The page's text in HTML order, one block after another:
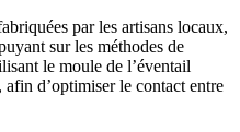
par les artisans locaux,
sur les méthodes de
le moule de l’éventail
d’optimiser le contact entre